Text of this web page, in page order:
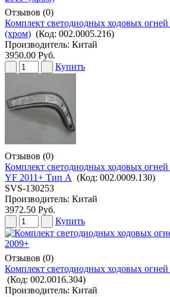
Отзывов (0)
Комплект светодиодных ходовых
(хром) (Код: 002.0005.216)
Производитель: Китай
3950.00 Руб.
Купить
Отзывов (0)
Комплект светодиодных ходовых
YF 2011+ Тип А (Код: 002.0009.130)
SVS-130253
Производитель: Китай
3972.50 Руб.
Купить
Отзывов (0)
Комплект светодиодных ходовых
(Код: 002.0016.304)
Производитель: Китай